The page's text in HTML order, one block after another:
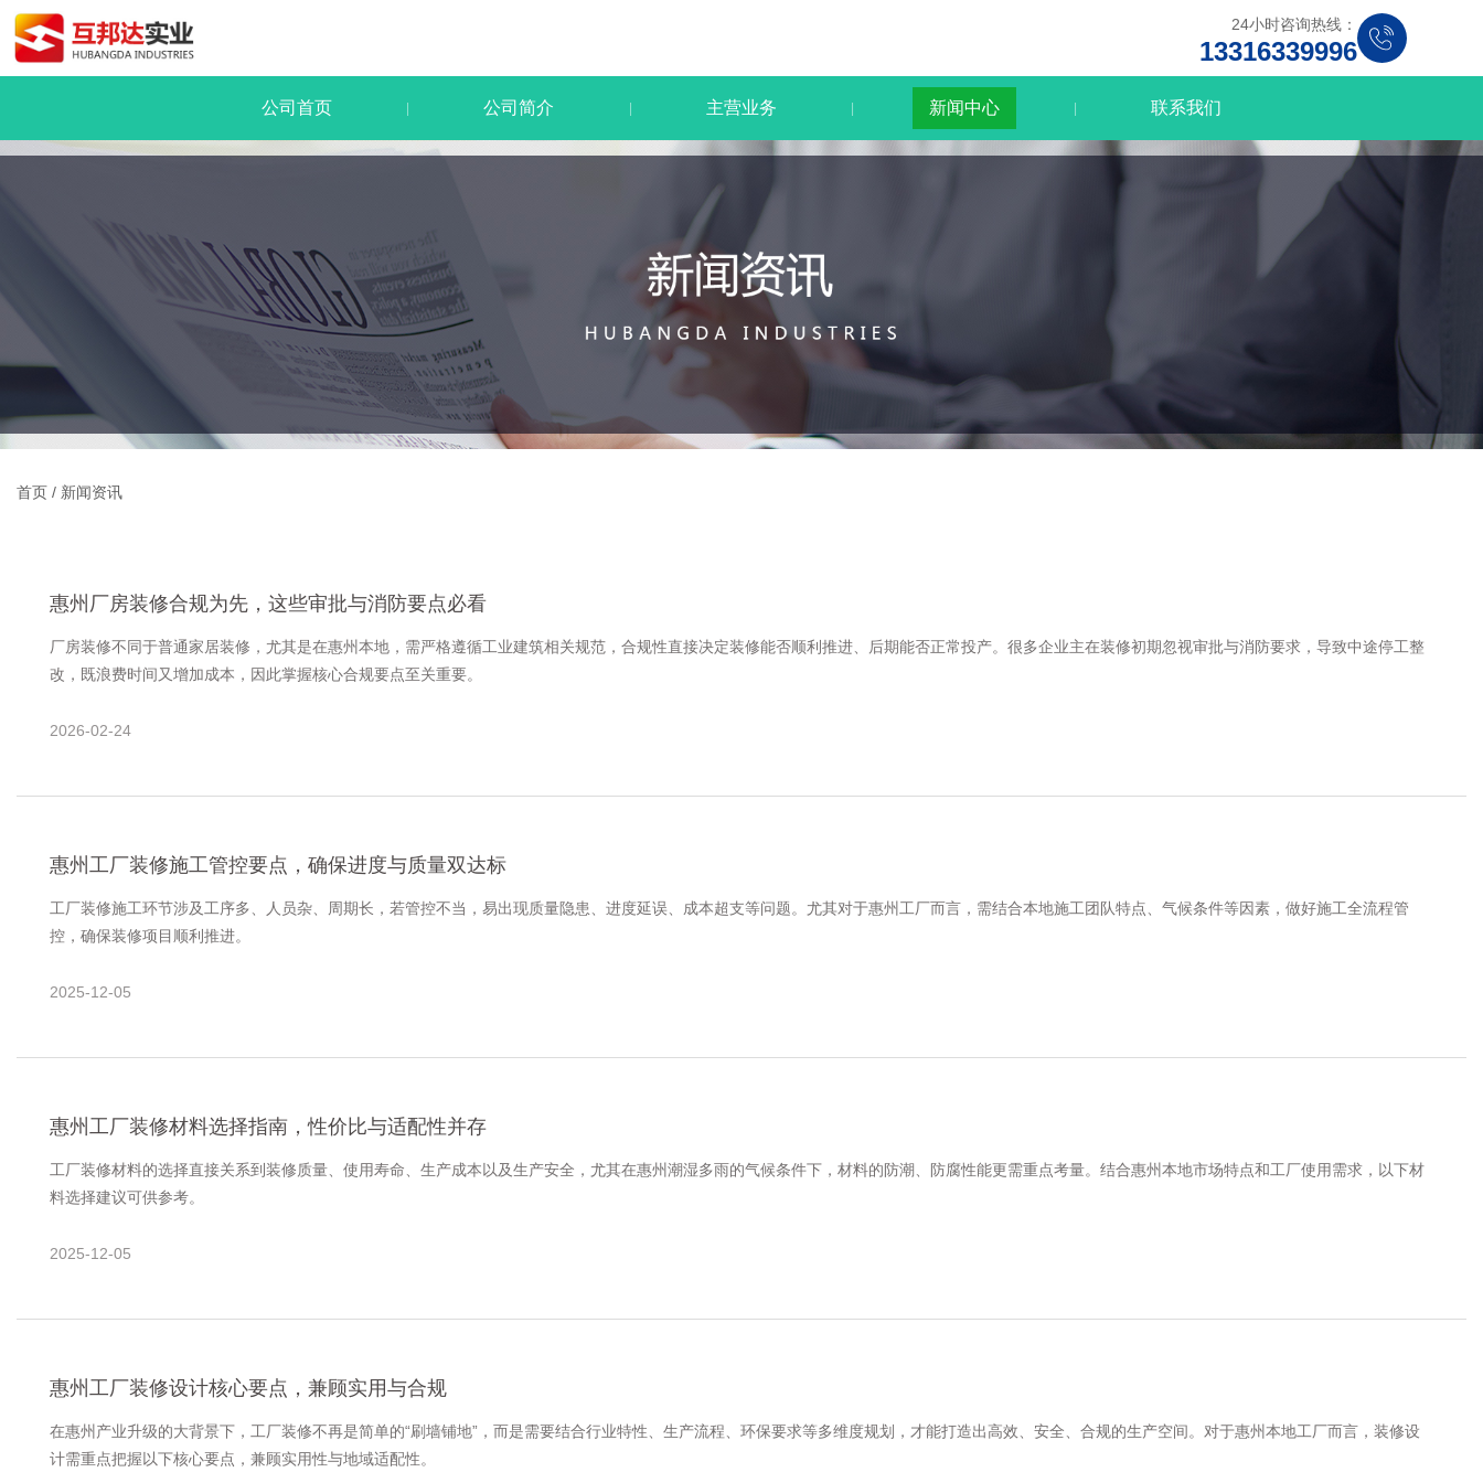
24小时咨询热线：
13316339996
公司首页 | 公司简介 | 主营业务 | 新闻中心 | 联系我们
首页 / 新闻资讯
惠州厂房装修合规为先，这些审批与消防要点必看
厂房装修不同于普通家居装修，尤其是在惠州本地，需严格遵循工业建筑相关规范，合规性直接决定装修能否顺利推进、后期能否正常投产。很多企业主在装修初期忽视审批与消防要求，导致中途停工整
改，既浪费时间又增加成本，因此掌握核心合规要点至关重要。
2026-02-24
惠州工厂装修施工管控要点，确保进度与质量双达标
工厂装修施工环节涉及工序多、人员杂、周期长，若管控不当，易出现质量隐患、进度延误、成本超支等问题。尤其对于惠州工厂而言，需结合本地施工团队特点、气候条件等因素，做好施工全流程管
控，确保装修项目顺利推进。
2025-12-05
惠州工厂装修材料选择指南，性价比与适配性并存
工厂装修材料的选择直接关系到装修质量、使用寿命、生产成本以及生产安全，尤其在惠州潮湿多雨的气候条件下，材料的防潮、防腐性能更需重点考量。结合惠州本地市场特点和工厂使用需求，以下材
料选择建议可供参考。
2025-12-05
惠州工厂装修设计核心要点，兼顾实用与合规
在惠州产业升级的大背景下，工厂装修不再是简单的“刷墙铺地”，而是需要结合行业特性、生产流程、环保要求等多维度规划，才能打造出高效、安全、合规的生产空间。对于惠州本地工厂而言，装修设
计需重点把握以下核心要点，兼顾实用性与地域适配性。